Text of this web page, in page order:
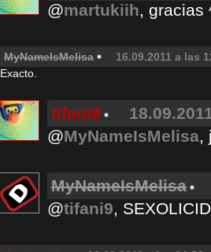
@martukiih, gracias
MyNameIsMelisa
16.09.2011 a las
Exacto.
tifani9
@MyNameIsMelisa,
MyNameIsMelisa
@tifani9,